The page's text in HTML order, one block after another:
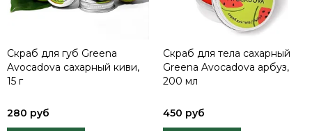
Скраб для губ Greena
Avocadova сахарный киви,
15 г
280 руб
Скраб для тела сахарный
Greena Avocadova арбуз,
200 мл
450 руб